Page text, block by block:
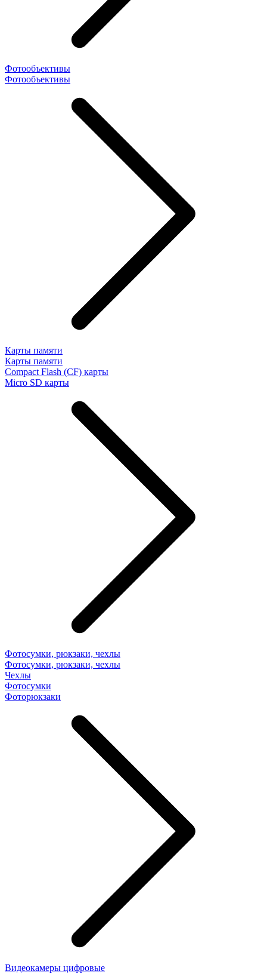
Фотообъективы
Фотообъективы
Карты памяти
Карты памяти
Compact Flash (CF) карты
Micro SD карты
Фотосумки, рюкзаки, чехлы
Фотосумки, рюкзаки, чехлы
Чехлы
Фотосумки
Фоторюкзаки
Видеокамеры цифровые